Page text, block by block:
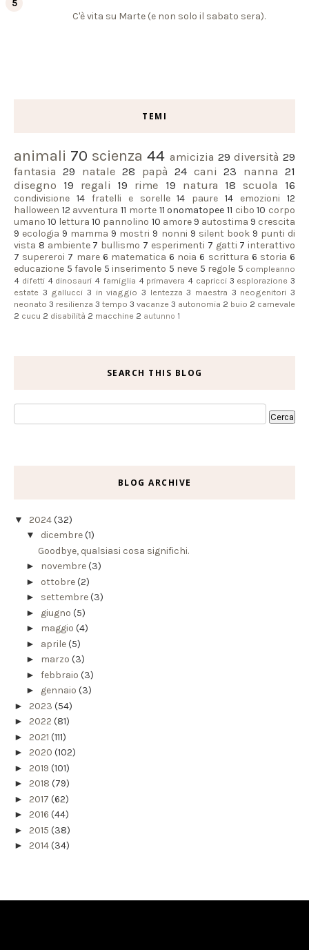
C'è vita su Marte (e non solo il sabato sera).
TEMI
animali 70 scienza 44 amicizia 29 diversità 29
fantasia
29 natale 28 papà 24 cani 23 nanna 21
disegno
19 regali 19 rime 19 natura 18 scuola 16
condivisione 14 fratelli e sorelle 14 paure 14 emozioni
12
halloween 12 avventura 11 morte 11 onomatopee 11 cibo 10 corpo
umano 10 lettura 10 pannolino 10 amore 9 autostima 9 crescita
9 ecologia 9 mamma 9 mostri 9 nonni 9 silent book 9 punti di
vista 8 ambiente 7 bullismo 7 esperimenti 7 gatti 7 interattivo
7 supereroi 7 mare 6 matematica 6 noia 6 scrittura 6 storia 6
educazione 5 favole 5 inserimento 5 neve 5 regole 5 compleanno
4 difetti 4 dinosauri 4 famiglia 4 primavera 4 capricci 3 esplorazione 3
estate 3 gallucci 3 in viaggio 3 lentezza 3 maestra 3 neogenitori 3
neonato 3 resilienza 3 tempo 3 vacanze 3 autonomia 2 buio 2 carnevale
2 cucu 2 disabilità 2 macchine 2 autunno 1
SEARCH THIS BLOG
BLOG ARCHIVE
▼ 2024(32)
▼ dicembre(1)
Goodbye, qualsiasi cosa significhi.
► novembre(3)
► ottobre(2)
► settembre(3)
► giugno (5)
► maggio (4)
► aprile(5)
► marzo (3)
► febbraio (3)
► gennaio (3)
► 2023 (54)
► 2022 (81)
► 2021 (111)
► 2020 (102)
► 2019 (101)
► 2018 (79)
► 2017 (62)
► 2016 (44)
► 2015 (38)
► 2014(34)